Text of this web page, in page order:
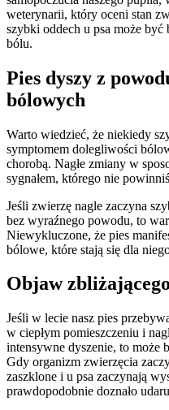
weterynarii, który oceni stan
szybki oddech u psa może
bólu.
Pies dyszy z
bólowych
Warto wiedzieć, że niekiedy
symptomem dolegliwości
chorobą. Nagłe zmiany w
sygnałem, którego nie
Jeśli zwierzę nagle zaczyna
bez wyraźnego powodu, to
Niewykluczone, że pies
bólowe, które stają się dla
Objaw
Jeśli w lecie nasz pies
w ciepłym pomieszczeniu i
intensywne dyszenie, to może
Gdy organizm zwierzęcia
zaszklone i u psa zaczynają
prawdopodobnie doznało